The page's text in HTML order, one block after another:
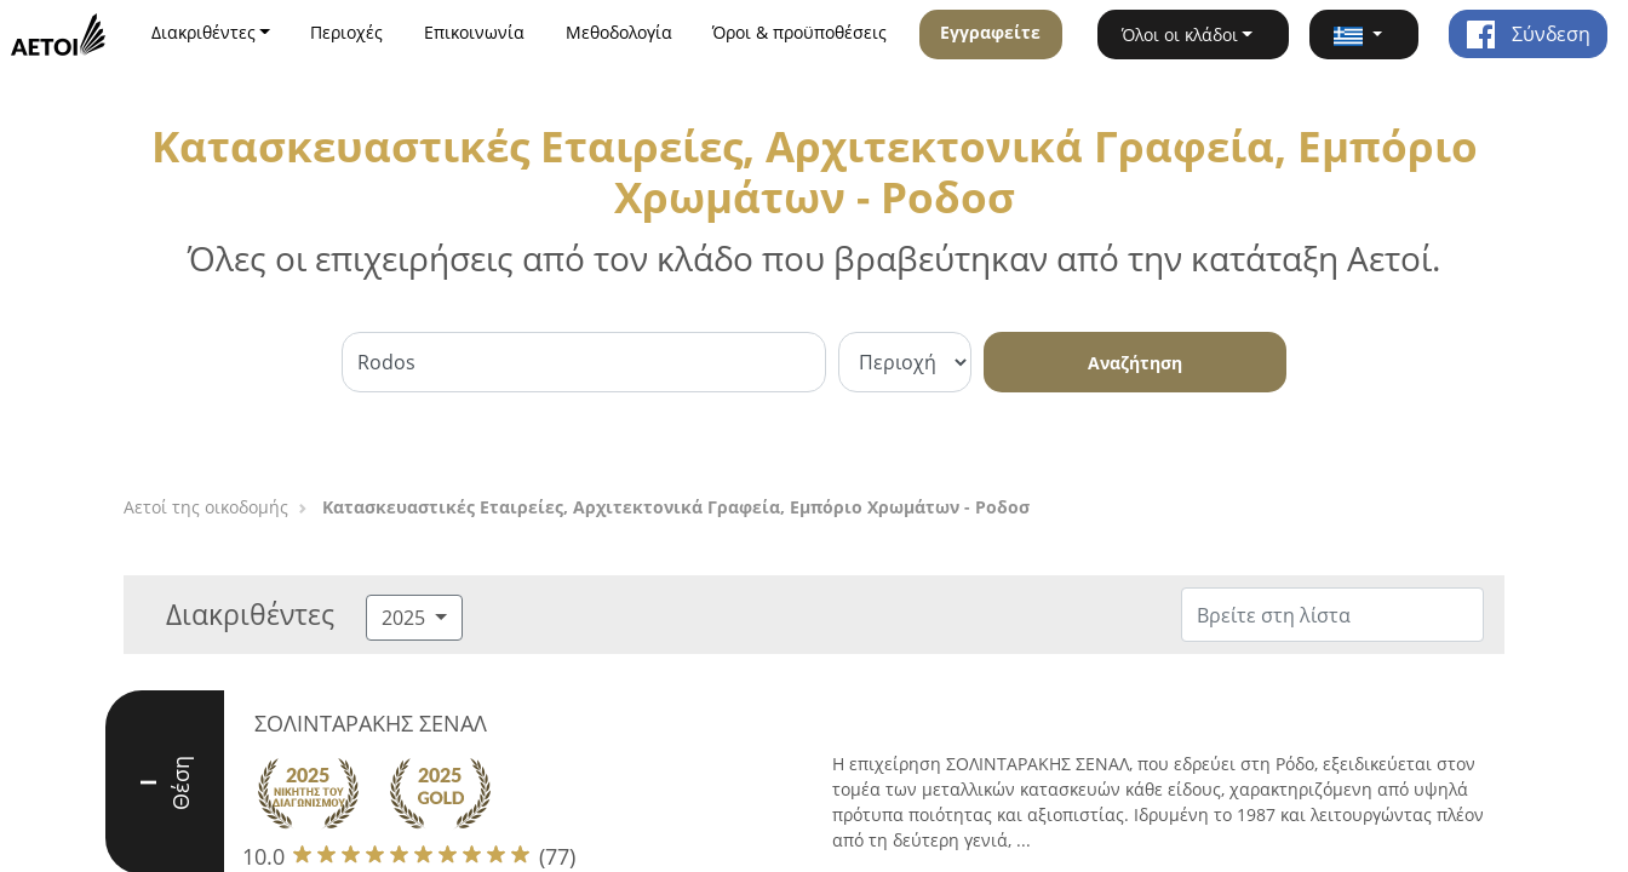
Διακριθέντες Περιοχές Επικοινωνία Μεθοδολογία Όροι & προϋποθέσεις Εγγραφείτε Όλοι οι κλάδοι Σύνδεση
Κατασκευαστικές Εταιρείες, Αρχιτεκτονικά Γραφεία, Εμπόριο
Χρωμάτων - Ροδοσ
Όλες οι επιχειρήσεις από τον κλάδο που βραβεύτηκαν από την κατάταξη Αετοί.
Αναζήτηση
Αετοί της οικοδομής Κατασκευαστικές Εταιρείες, Αρχιτεκτονικά Γραφεία, Εμπόριο Χρωμάτων - Ροδοσ
Διακριθέντες 2025
I Θέση
ΣΟΛΙΝΤΑΡΑΚΗΣ ΣΕΝΑΛ
10.0 (77)
Η επιχείρηση ΣΟΛΙΝΤΑΡΑΚΗΣ ΣΕΝΑΛ, που εδρεύει στη Ρόδο, εξειδικεύεται στον
τομέα των μεταλλικών κατασκευών κάθε είδους, χαρακτηριζόμενη από υψηλά
πρότυπα ποιότητας και αξιοπιστίας. Ιδρυμένη το 1987 και λειτουργώντας πλέον
από τη δεύτερη γενιά, ...